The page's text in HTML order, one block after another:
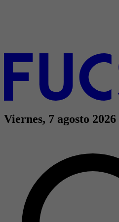
Viernes, 7 agosto 2026